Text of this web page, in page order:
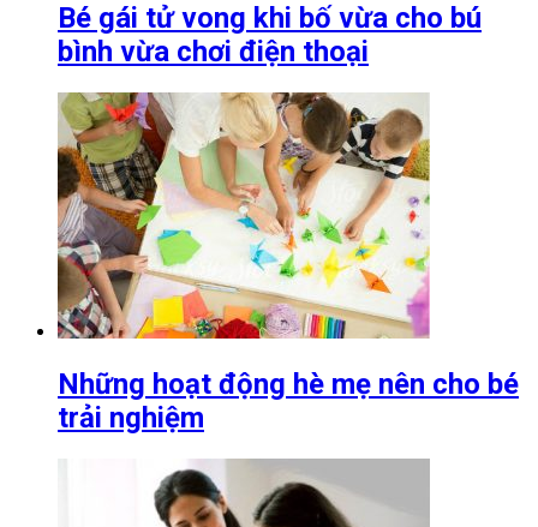
Bé gái tử vong khi bố vừa cho bú
bình vừa chơi điện thoại
Những hoạt động hè mẹ nên cho bé
trải nghiệm